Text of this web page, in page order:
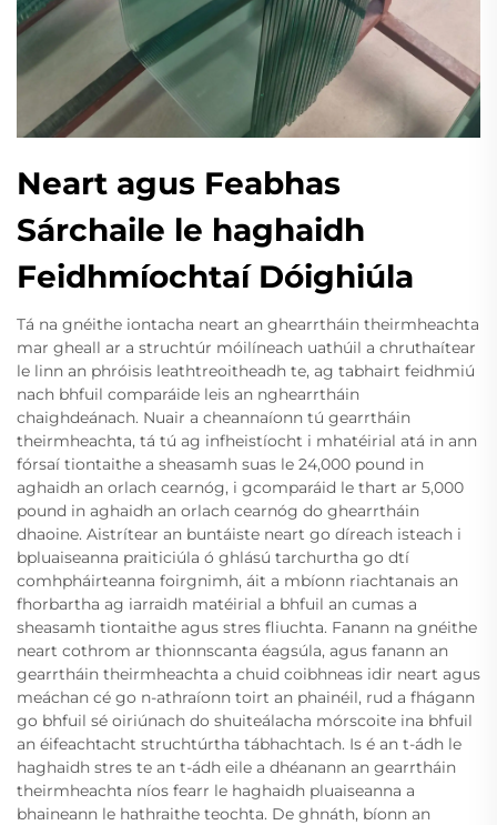
Neart agus Feabhas
Sárchaile le haghaidh
Feidhmíochtaí Dóighiúla
Tá na gnéithe iontacha neart an ghearrtháin theirmheachta
mar gheall ar a struchtúr móilíneach uathúil a chruthaítear
le linn an phróisis leathtreoitheadh te, ag tabhairt feidhmiú
nach bhfuil comparáide leis an nghearrtháin
chaighdeánach. Nuair a cheannaíonn tú gearrtháin
theirmheachta, tá tú ag infheistíocht i mhatéirial atá in ann
fórsaí tiontaithe a sheasamh suas le 24,000 pound in
aghaidh an orlach cearnóg, i gcomparáid le thart ar 5,000
pound in aghaidh an orlach cearnóg do ghearrtháin
dhaoine. Aistrítear an buntáiste neart go díreach isteach i
bpluaiseanna praiticiúla ó ghlású tarchurtha go dtí
comhpháirteanna foirgnimh, áit a mbíonn riachtanais an
fhorbartha ag iarraidh matéirial a bhfuil an cumas a
sheasamh tiontaithe agus stres fliuchta. Fanann na gnéithe
neart cothrom ar thionnscanta éagsúla, agus fanann an
gearrtháin theirmheachta a chuid coibhneas idir neart agus
meáchan cé go n-athraíonn toirt an phainéil, rud a fhágann
go bhfuil sé oiriúnach do shuiteálacha mórscoite ina bhfuil
an éifeachtacht struchtúrtha tábhachtach. Is é an t-ádh le
haghaidh stres te an t-ádh eile a dhéanann an gearrtháin
theirmheachta níos fearr le haghaidh pluaiseanna a
bhaineann le hathraithe teochta. De ghnáth, bíonn an